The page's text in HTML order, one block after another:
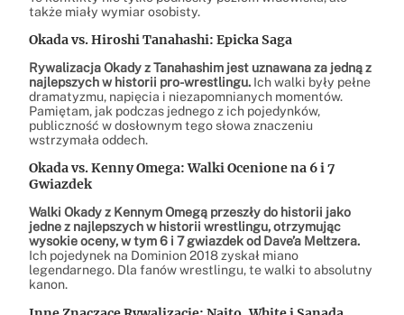
także miały wymiar osobisty.
Okada vs. Hiroshi Tanahashi: Epicka Saga
Rywalizacja Okady z Tanahashim jest uznawana za jedną z
najlepszych w historii pro-wrestlingu. Ich walki były pełne
dramatyzmu, napięcia i niezapomnianych momentów.
Pamiętam, jak podczas jednego z ich pojedynków,
publiczność w dosłownym tego słowa znaczeniu
wstrzymała oddech.
Okada vs. Kenny Omega: Walki Ocenione na 6 i 7
Gwiazdek
Walki Okady z Kennym Omegą przeszły do historii jako
jedne z najlepszych w historii wrestlingu, otrzymując
wysokie oceny, w tym 6 i 7 gwiazdek od Dave’a Meltzera.
Ich pojedynek na Dominion 2018 zyskał miano
legendarnego. Dla fanów wrestlingu, te walki to absolutny
kanon.